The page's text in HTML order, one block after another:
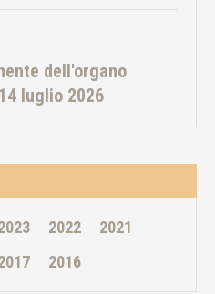
dell'organo
luglio 2026
2022
2021
2016